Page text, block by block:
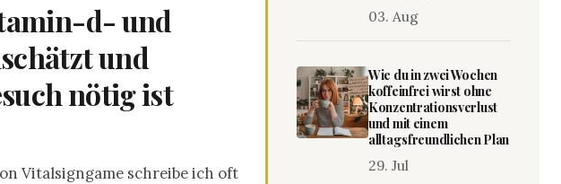
d- und
und
nötig ist
Vitalsigngame schreibe ich oft
03. Aug
Wie du in zwei Wochen
koffeinfrei wirst ohne
Konzentrationsverlust
und mit einem
alltagsfreundlichen Plan
29. Jul